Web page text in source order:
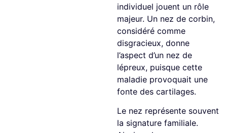
individuel jouent un rôle
majeur. Un nez de corbin,
considéré comme
disgracieux, donne
l’aspect d’un nez de
lépreux, puisque cette
maladie provoquait une
fonte des cartilages.
Le nez représente souvent
la signature familiale.